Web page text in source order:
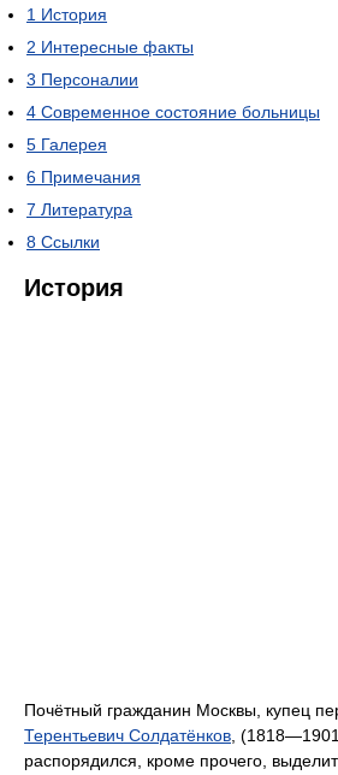
1 История
2 Интересные факты
3 Персоналии
4 Современное состояние больницы
5 Галерея
6 Примечания
7 Литература
8 Ссылки
История
Почётный гражданин Москвы, купец
Терентьевич Солдатёнков ,
распорядился, кроме прочего,